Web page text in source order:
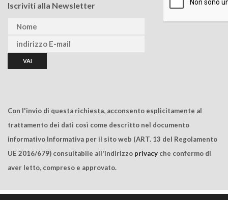
Iscriviti alla Newsletter
Con l'invio di questa richiesta, acconsento esplicitamente al
trattamento dei dati così come descritto nel documento
informativo Informativa per il sito web (ART. 13 del Regolamento
UE 2016/679) consultabile all'indirizzo privacy che confermo di
aver letto, compreso e approvato.